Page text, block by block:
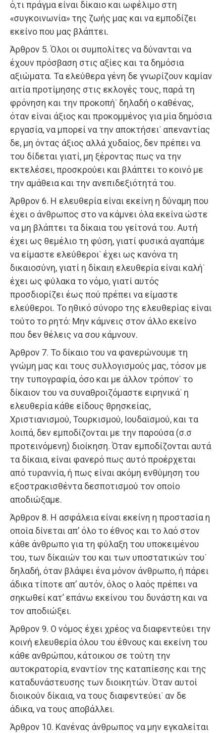
ό,τι πράγμα είναι δίκαιο και ωφέλιμο στη
«συγκοινωνία» της ζωής μας και να εμποδίζει
εκείνο που μας βλάπτει.
Άρθρον 5. Όλοι οι συμπολίτες να δύνανται να
έχουν πρόσβαση στις αξίες και τα δημόσια
αξιώματα. Τα ελεύθερα γένη δε γνωρίζουν καμίαν
αιτία προτίμησης στις εκλογές τους, παρά τη
φρόνηση και την προκοπή˙ δηλαδή ο καθένας,
όταν είναι άξιος και προκομμένος για μία δημόσια
εργασία, να μπορεί να την αποκτήσει˙ απεναντίας
δε, μη όντας άξιος αλλά χυδαίος, δεν πρέπει να
του δίδεται γιατί, μη ξέροντας πως να την
εκτελέσει, προσκρούει και βλάπτει το κοινό με
την αμάθεια και την ανεπιδεξιότητά του.
Άρθρον 6. Η ελευθερία είναι εκείνη η δύναμη που
έχει ο άνθρωπος στο να κάμνει όλα εκείνα ώστε
να μη βλάπτει τα δίκαια του γείτονά του. Αυτή
έχει ως θεμέλιο τη φύση, γιατί φυσικά αγαπάμε
να είμαστε ελεύθεροι˙ έχει ως κανόνα τη
δικαιοσύνη, γιατί η δίκαιη ελευθερία είναι καλή˙
έχει ως φύλακα το νόμο, γιατί αυτός
προσδιορίζει έως πού πρέπει να είμαστε
ελεύθεροι. Το ηθικό σύνορο της ελευθερίας είναι
τούτο το ρητό: Μην κάμνεις στον άλλο εκείνο
που δεν θέλεις να σου κάμνουν.
Άρθρον 7. Το δίκαιο του να φανερώνουμε τη
γνώμη μας και τους συλλογισμούς μας, τόσον με
την τυπογραφία, όσο και με άλλον τρόπον˙ το
δίκαιον του να συναθροιζόμαστε ειρηνικά˙ η
ελευθερία κάθε είδους θρησκείας,
Χριστιανισμού, Τουρκισμού, Ιουδαϊσμού, και τα
λοιπά, δεν εμποδίζονται με την παρούσα (σ.σ
προτεινόμενη) διοίκηση. Όταν εμποδίζονται αυτά
τα δίκαια, είναι φανερό πως αυτό προέρχεται
από τυραννία, ή πως είναι ακόμη ενθύμηση του
εξοστρακισθέντα δεσποτισμού τον οποίο
αποδιώξαμε.
Άρθρον 8. Η ασφάλεια είναι εκείνη η προστασία η
οποία δίνεται απ’ όλο το έθνος και το λαό στον
κάθε άνθρωπο για τη φύλαξη του υποκειμένου
του, των δίκαιών του και των υποστατικών του˙
δηλαδή, όταν βλάψει ένα μόνον άνθρωπο, ή πάρει
άδικα τίποτε απ’ αυτόν, όλος ο λαός πρέπει να
σηκωθεί κατ’ επάνω εκείνου του δυνάστη και να
τον αποδιώξει.
Άρθρον 9. Ο νόμος έχει χρέος να διαφεντεύει την
κοινή ελευθερία όλου του έθνους και εκείνη του
κάθε ανθρώπου, κάτοικου σε τούτη την
αυτοκρατορία, εναντίον της καταπίεσης και της
καταδυνάστευσης των διοικητών. Όταν αυτοί
διοικούν δίκαια, να τους διαφεντεύει˙ αν δε
άδικα, να τους αποβάλλει.
Άρθρον 10. Κανένας άνθρωπος να μην εγκαλείται